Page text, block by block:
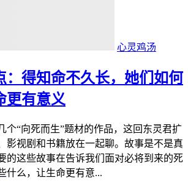
心灵鸡汤
：得知命不久长，她们如何
更有意义
个“向死而生”题材的作品，这回东灵君扩
影视剧和书籍放在一起聊。故事是不是真
的这些故事在告诉我们面对必将到来的死
什么，让生命更有意...